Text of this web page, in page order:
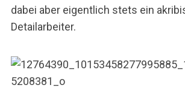
dabei aber eigentlich stets ein
Detailarbeiter.